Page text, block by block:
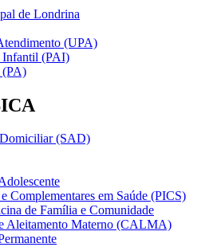
de Londrina
(UPA)
Infantil (PAI)
(PA)
(SAD)
Complementares em Saúde (PICS)
de Família e Comunidade
Aleitamento Materno (CALMA)